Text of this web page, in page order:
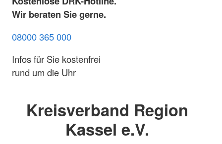
Wir beraten Sie gerne.
08000 365 000
Infos für Sie kostenfrei
rund um die Uhr
Kreisverband Region
Kassel e.V.